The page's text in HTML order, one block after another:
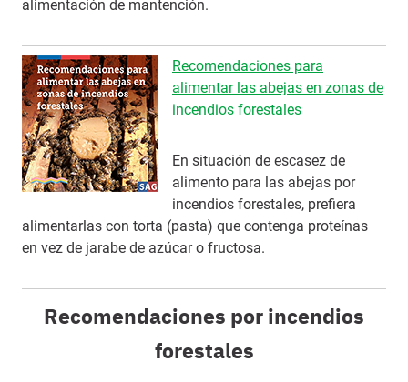
alimentación de mantención.
Recomendaciones para
alimentar las abejas en zonas de
incendios forestales
En situación de escasez de
alimento para las abejas por
incendios forestales, prefiera
alimentarlas con torta (pasta) que contenga proteínas
en vez de jarabe de azúcar o fructosa.
Recomendaciones por incendios
forestales